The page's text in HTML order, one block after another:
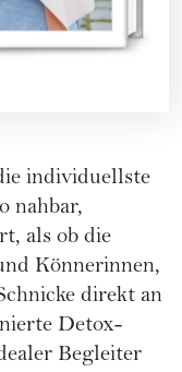
individuellste
nahbar,
als ob die
Könnerinnen,
direkt an
Detox-
Begleiter